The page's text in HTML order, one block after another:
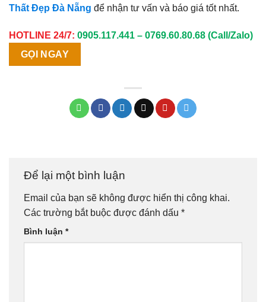
Thất Đẹp Đà Nẵng để nhận tư vấn và báo giá tốt nhất.
HOTLINE 24/7: 0905.117.441 – 0769.60.80.68 (Call/Zalo)
GỌI NGAY
Để lại một bình luận
Email của bạn sẽ không được hiển thị công khai.
Các trường bắt buộc được đánh dấu *
Bình luận *